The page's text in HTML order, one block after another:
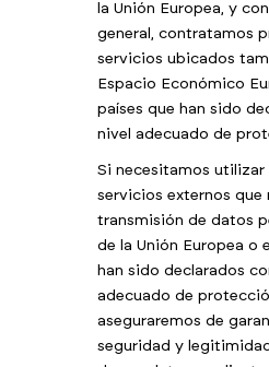
la Unión Europea, y
general, contratamos
servicios ubicados
Espacio Económico
países que han sido
nivel adecuado de
Si necesitamos utilizar
servicios externos que
transmisión de datos
de ​la Unión Europea o
han sido declarados
adecuado de
aseguraremos de
seguridad y